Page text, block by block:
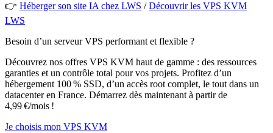
👉 Héberger son site IA chez LWS /Découvrir les VPS KVM
LWS
Besoin d’un serveur VPS performant et flexible ?
Découvrez nos offres VPS KVM haut de gamme : des ressources
garanties et un contrôle total pour vos projets. Profitez d’un
hébergement 100 % SSD, d’un accès root complet, le tout dans un
datacenter en France. Démarrez dès maintenant à partir de
4,99 €/mois !
Je choisis mon VPS KVM